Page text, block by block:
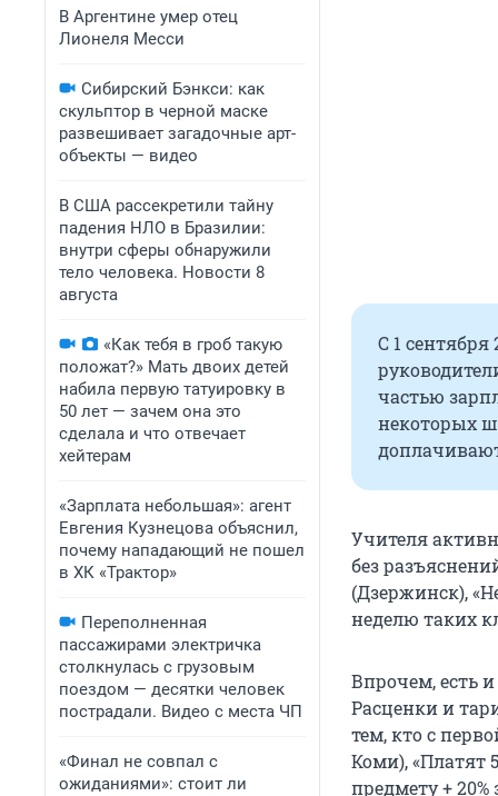
В Аргентине умер отец
Лионеля Месси
Сибирский Бэнкси: как
скульптор в черной маске
развешивает загадочные арт-
объекты — видео
В США рассекретили тайну
падения НЛО в Бразилии:
внутри сферы обнаружили
тело человека. Новости 8
августа
«Как тебя в гроб такую
положат?» Мать двоих детей
набила первую татуировку в
50 лет — зачем она это
сделала и что отвечает
хейтерам
«Зарплата небольшая»: агент
Евгения Кузнецова объяснил,
почему нападающий не пошел
в ХК «Трактор»
Переполненная
пассажирами электричка
столкнулась с грузовым
поездом — десятки человек
пострадали. Видео с места ЧП
«Финал не совпал с
ожиданиями»: стоит ли
С 1
частью
некоторых
Учителя
без
(Дзержинск),
неделю таких
Впрочем, есть
Расценки и
тем, кто с
Коми), «Платят
предмету +